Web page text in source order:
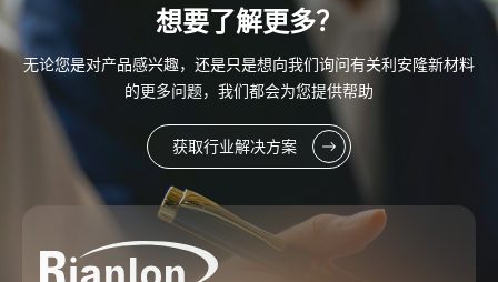
想要了解更多？
无论您是对产品感兴趣，还是只是想向我们询问有关利安隆新材料
的更多问题，我们都会为您提供帮助
获取行业解决方案